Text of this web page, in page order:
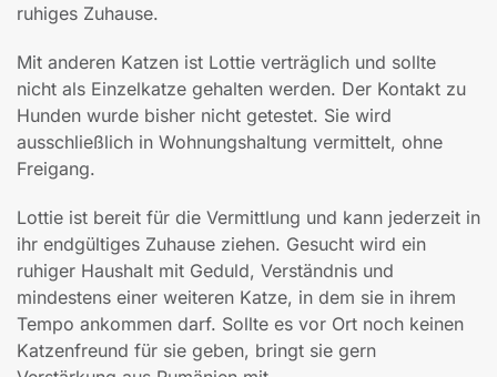
ruhiges Zuhause.
Mit anderen Katzen ist Lottie verträglich und sollte
nicht als Einzelkatze gehalten werden. Der Kontakt zu
Hunden wurde bisher nicht getestet. Sie wird
ausschließlich in Wohnungshaltung vermittelt, ohne
Freigang.
Lottie ist bereit für die Vermittlung und kann jederzeit in
ihr endgültiges Zuhause ziehen. Gesucht wird ein
ruhiger Haushalt mit Geduld, Verständnis und
mindestens einer weiteren Katze, in dem sie in ihrem
Tempo ankommen darf. Sollte es vor Ort noch keinen
Katzenfreund für sie geben, bringt sie gern